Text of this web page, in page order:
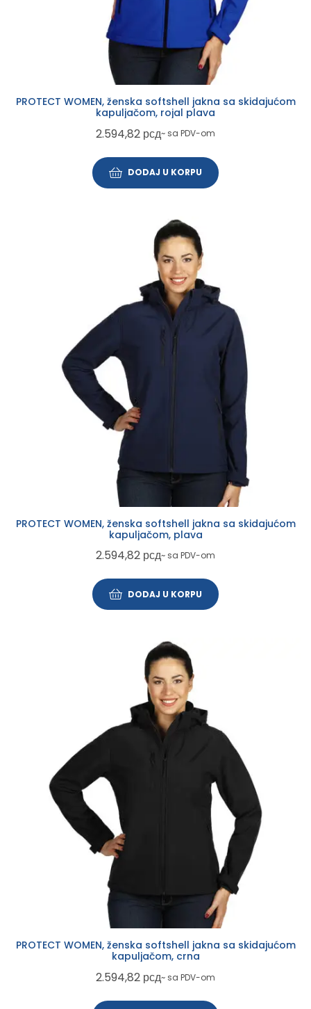
PROTECT WOMEN, ženska softshell jakna sa skidajućom
kapuljačom, rojal plava
2.594,82 рсд~ sa PDV-om
DODAJ U KORPU
PROTECT WOMEN, ženska softshell jakna sa skidajućom
kapuljačom, plava
2.594,82 рсд~ sa PDV-om
DODAJ U KORPU
PROTECT WOMEN, ženska softshell jakna sa skidajućom
kapuljačom, crna
2.594,82 рсд~ sa PDV-om